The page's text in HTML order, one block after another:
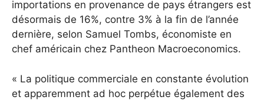
importations en provenance de pays étrangers est
désormais de 16%, contre 3% à la fin de l’année
dernière, selon Samuel Tombs, économiste en
chef américain chez Pantheon Macroeconomics.
« La politique commerciale en constante évolution
et apparemment ad hoc perpétue également des